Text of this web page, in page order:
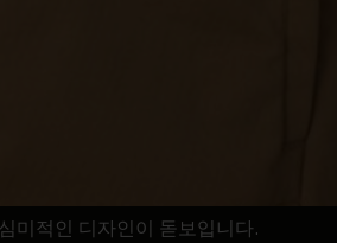
미적인 디자인이 돋보입니다.